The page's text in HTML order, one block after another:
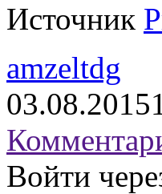
Источник
amzeltdg
03.08.2015
Войти